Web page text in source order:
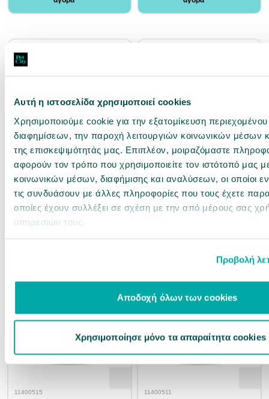
Αυτή η ιστοσελίδα χρησιμοποιεί cookies
Χρησιμοποιούμε cookie για την εξατομίκευση περιεχομένου
διαφημίσεων, την παροχή λειτουργιών κοινωνικών μέσων
της επισκεψιμότητάς μας. Επιπλέον, μοιραζόμαστε
αφορούν τον τρόπο που χρησιμοποιείτε τον ιστότοπό μας
κοινωνικών μέσων, διαφήμισης και αναλύσεων, οι οποίοι
τις συνδυάσουν με άλλες πληροφορίες που τους έχετε
οποίες έχουν συλλέξει σε σχέση με την από μέρους σας
υπηρεσιών τους.
Προβολή
Αποδοχή όλων των cookies
Χρησιμοποίησε μόνο τα απαραίτητα cookies
11400513
Gourmet Gold Μους Συκώτι 85gr
0024492
Whiskas Duo Multipack σε Ζελέ με
Άμεσα διαθέσιμο
6,99 €
11400515
11400511